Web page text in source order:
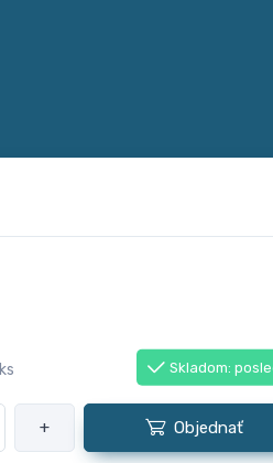
ks Skladom:
+ Objednať